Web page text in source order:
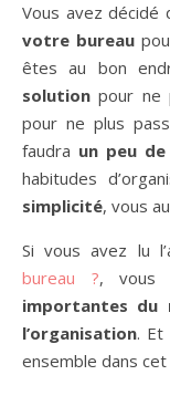
Vous avez décidé
votre bureau
êtes au bon
solution pour ne
pour ne plus
faudra un peu
habitudes
simplicité, vous
Si vous avez lu
bureau ?, vous
importantes du
l’organisation. Et
ensemble dans cet